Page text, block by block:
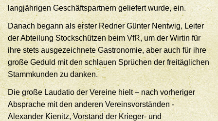
langjährigen Geschäftspartnern geliefert wurde, ein.
Danach begann als erster Redner Günter Nentwig, Leiter
der Abteilung Stockschützen beim VfR, um der Wirtin für
ihre stets ausgezeichnete Gastronomie, aber auch für ihre
große Geduld mit den schlauen Sprüchen der freitäglichen
Stammkunden zu danken.
Die große Laudatio der Vereine hielt – nach vorheriger
Absprache mit den anderen Vereinsvorständen -
Alexander Kienitz, Vorstand der Krieger- und